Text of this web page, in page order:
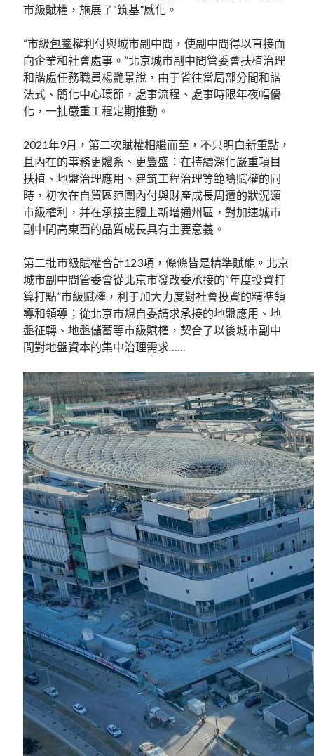
市級賦權，施展了“筑基”感化。
“市級包養權利付與城市副中間，使副中間得以直接面
向企業和社會處事。”北京城市副中間管委會扶植治理
和諧處任務職員楊艷景說，由于省往當局部分間和諧
法式、簡化中心環節，處事流程、處事時限年夜幅優
化，一批嚴重工程定期推動。
2021年9月，第二次賦權相繼而至，不只明白新重點，
且內在的事務更體系、更豐盛：在持續深化嚴重項目
扶植、地盤治理應用、建筑工程治理等範疇賦權的同
時，初次在自貿區范圍內付與財產成長周遭的狀況類
市級權利，并在承接主體上新增通州區，對加速城市
副中間高東西的品質成長具有主要意義。
第二批市級賦權合計123項，條條皆是精準賦能。北京
城市副中間管委會從北京市發改委承接的“年度投資打
算打點”市級賦權，利于加大力度對社會投資的精準領
導和領導；從北京市規自委請求承接的地盤應用、地
盤征轉、地盤儲蓄等市級賦權，契合了以後城市副中
間對地盤資本的集中治理需求……